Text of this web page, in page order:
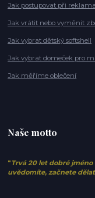
Jak postupovat při
Jak vrátit nebo vyměnit
Jak vybrat dětský softshell
Jak vybrat domeček pro
Jak měříme oblečení
Naše motto
" Trvá 20 let dobré
uvědomíte, začnete